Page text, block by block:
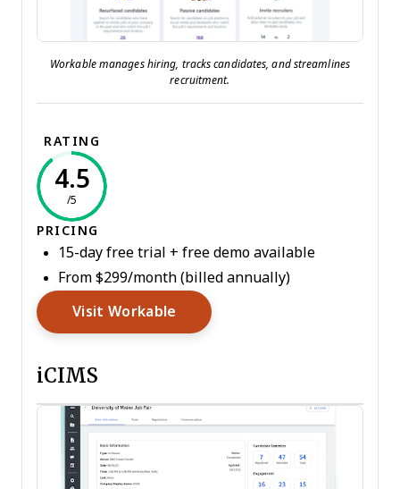
Workable manages hiring, tracks candidates, and streamlines
recruitment.
RATING
4.5
/5
PRICING
15-day free trial + free demo available
From $299/month (billed annually)
Visit Workable Opens New Window
iCIMS